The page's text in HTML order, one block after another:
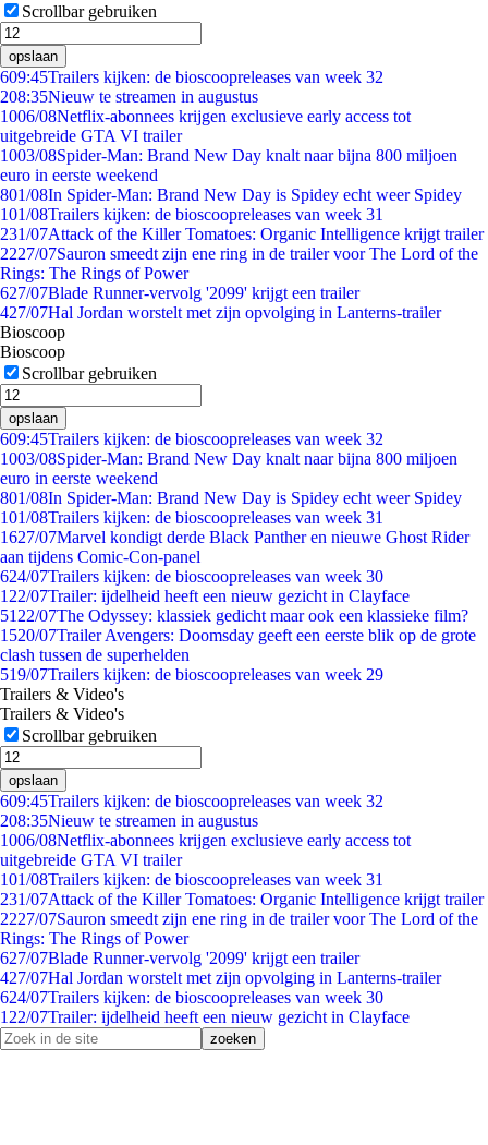
Scrollbar gebruiken
opslaan
609:45Trailers kijken: de bioscoopreleases van week 32
208:35Nieuw te streamen in augustus
1006/08Netflix-abonnees krijgen exclusieve early access tot
uitgebreide GTA VI trailer
1003/08Spider-Man: Brand New Day knalt naar bijna 800 miljoen
euro in eerste weekend
801/08In Spider-Man: Brand New Day is Spidey echt weer Spidey
101/08Trailers kijken: de bioscoopreleases van week 31
231/07Attack of the Killer Tomatoes: Organic Intelligence krijgt trailer
2227/07Sauron smeedt zijn ene ring in de trailer voor The Lord of the
Rings: The Rings of Power
627/07Blade Runner-vervolg '2099' krijgt een trailer
427/07Hal Jordan worstelt met zijn opvolging in Lanterns-trailer
Bioscoop
Bioscoop
Scrollbar gebruiken
opslaan
609:45Trailers kijken: de bioscoopreleases van week 32
1003/08Spider-Man: Brand New Day knalt naar bijna 800 miljoen
euro in eerste weekend
801/08In Spider-Man: Brand New Day is Spidey echt weer Spidey
101/08Trailers kijken: de bioscoopreleases van week 31
1627/07Marvel kondigt derde Black Panther en nieuwe Ghost Rider
aan tijdens Comic-Con-panel
624/07Trailers kijken: de bioscoopreleases van week 30
1 22/07Trailer: ijdelheid heeft een nieuw gezicht in Clayface
51 22/07The Odyssey: klassiek gedicht maar ook een klassieke film?
1520/07Trailer Avengers: Doomsday geeft een eerste blik op de grote
clash tussen de superhelden
519/07Trailers kijken: de bioscoopreleases van week 29
Trailers & Video's
Trailers & Video's
Scrollbar gebruiken
opslaan
609:45Trailers kijken: de bioscoopreleases van week 32
208:35Nieuw te streamen in augustus
1006/08Netflix-abonnees krijgen exclusieve early access tot
uitgebreide GTA VI trailer
101/08Trailers kijken: de bioscoopreleases van week 31
231/07Attack of the Killer Tomatoes: Organic Intelligence krijgt trailer
2227/07Sauron smeedt zijn ene ring in de trailer voor The Lord of the
Rings: The Rings of Power
627/07Blade Runner-vervolg '2099' krijgt een trailer
427/07Hal Jordan worstelt met zijn opvolging in Lanterns-trailer
624/07Trailers kijken: de bioscoopreleases van week 30
1 22/07Trailer: ijdelheid heeft een nieuw gezicht in Clayface